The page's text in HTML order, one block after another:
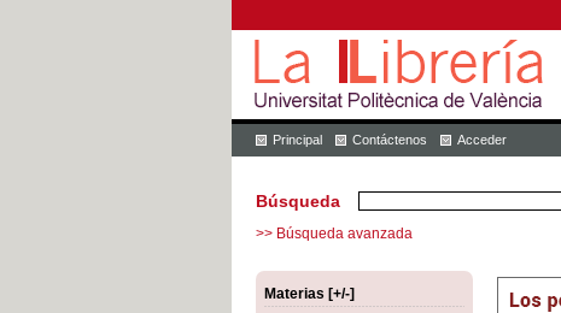
Principal Contáctenos Acceder
Búsqueda
>> Búsqueda avanzada
Materias [+/-]